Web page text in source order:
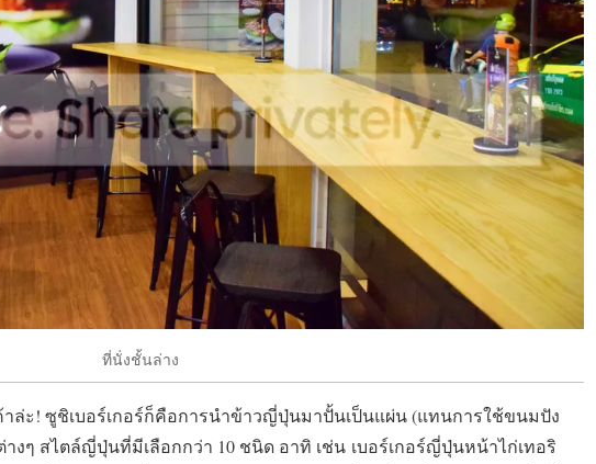
ที่นั่งชั้นล่าง
าล่ะ! ซูชิเบอร์เกอร์ก็คือการนำข้าวญี่ปุ่นมาปั้นเป็นแผ่น (แทนการใช้ขนมปัง
างๆ สไตล์ญี่ปุ่นที่มีเลือกกว่า 10 ชนิด อาทิ เช่น เบอร์เกอร์ญี่ปุ่นหน้าไก่เทอริ